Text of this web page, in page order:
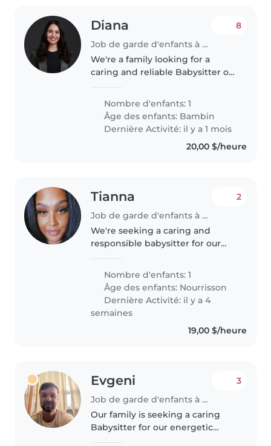
Diana
Job de garde d'enfants à Etobicoke
8
We're a family looking for a
caring and reliable Babysitter or
calm, and playful toddler at our
home. Our little one loves
exploring and playing, so a
nurturing..
Nombre d'enfants: 1
Âge des enfants: Bambin
Dernière Activité: il y a 1 mois
20,00 $/heure
Tianna
Job de garde d'enfants à Etobicoke
2
We're seeking a caring and
responsible babysitter for our
little one loves to explore and
chat, so we're looking for
someone who can engage and
nurture..
Nombre d'enfants: 1
Âge des enfants: Nourrisson
Dernière Activité: il y a 4
semaines
19,00 $/heure
Evgeni
Job de garde d'enfants à Etobicoke
3
Our family is seeking a caring
Babysitter for our energetic